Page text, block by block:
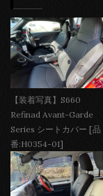
【装着写真】S660
Refinad Avant-Garde
Series シートカバー [品
番:H0354-01]